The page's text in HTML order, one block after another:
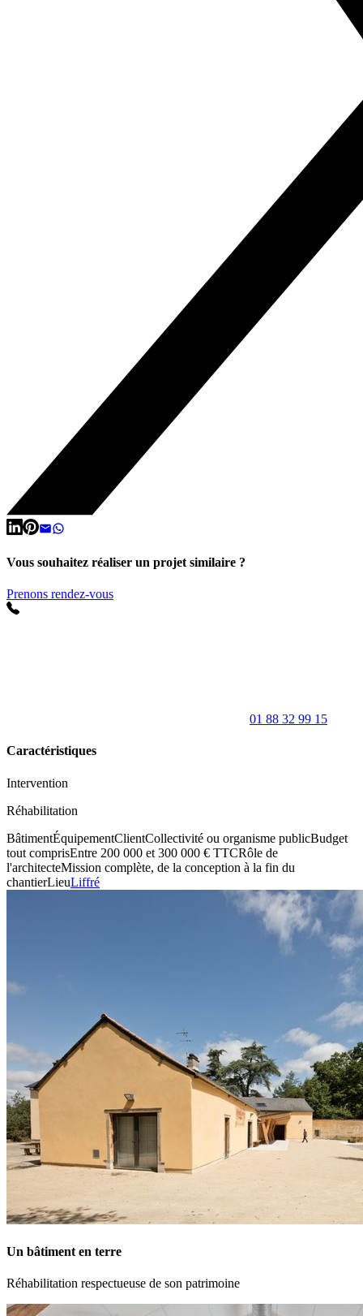
Vous souhaitez réaliser un projet similaire ?
Prenons rendez-vous
01 88 32 99 15
Caractéristiques
Intervention
Réhabilitation
BâtimentÉquipementClientCollectivité ou organisme publicBudget
tout comprisEntre 200 000 et 300 000 € TTCRôle de
l'architecteMission complète, de la conception à la fin du
chantierLieuLiffré
Un bâtiment en terre
Réhabilitation respectueuse de son patrimoine